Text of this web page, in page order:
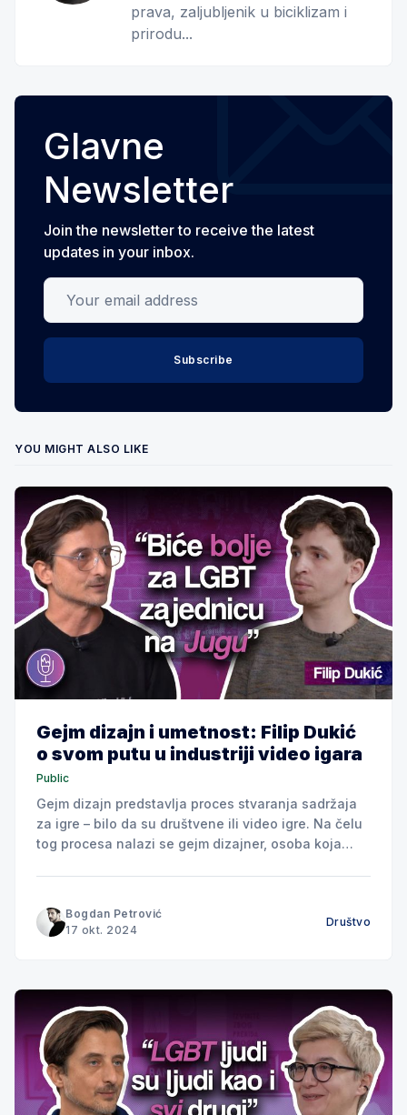
prava, zaljubljenik u biciklizam i
prirodu...
Glavne
Newsletter
Join the newsletter to receive the latest
updates in your inbox.
Your email address
Subscribe
YOU MIGHT ALSO LIKE
Gejm dizajn i umetnost: Filip Dukić
o svom putu u industriji video igara
Public
Gejm dizajn predstavlja proces stvaranja sadržaja
za igre – bilo da su društvene ili video igre. Na čelu
tog procesa nalazi se gejm dizajner, osoba koja
Artista, umetnika koji oživljava likove,
Bogdan Petrović
17 okt. 2024
Društvo